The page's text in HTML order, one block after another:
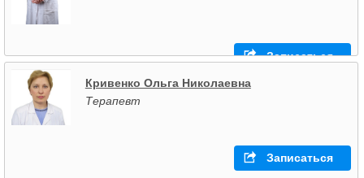
Записаться
Кривенко Ольга Николаевна
Терапевт
Записаться